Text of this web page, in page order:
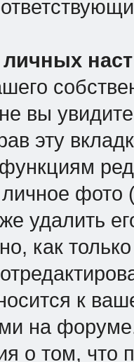
вы
эту
личное
удалить
как
к
на
о том, что